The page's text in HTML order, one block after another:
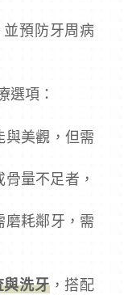
預防牙周病
選項：
與美觀，但需
骨量不足者，
磨耗鄰牙，需
與洗牙，搭配